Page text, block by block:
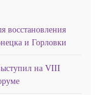
восстановления
и Горловки
на VIII